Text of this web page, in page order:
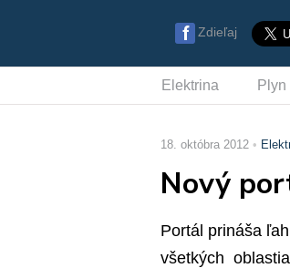
Zdieľaj
Elektrina Plyn
18. októbra 2012
Nový
Portál prináša
všetkých